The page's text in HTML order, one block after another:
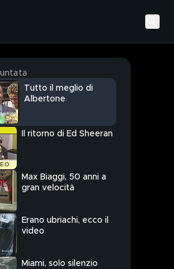
Tutto il meglio di
Albertone
Il ritorno di Ed Sheeran
Max Biaggi, 50 anni a
gran velocità
Erano ubriachi, ecco il
video
Miami, solo silenzio